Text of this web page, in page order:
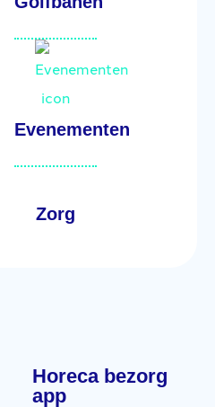
Evenementen
Zorg
Horeca bezorg
app